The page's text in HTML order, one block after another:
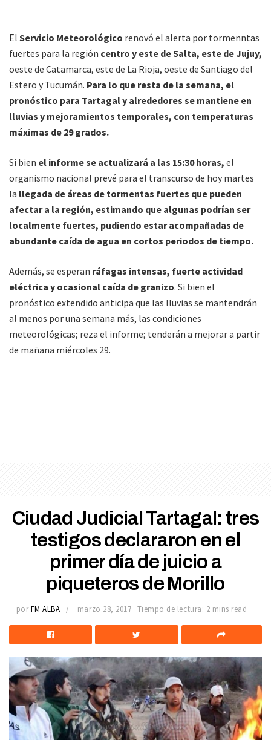
El Servicio Meteorológico renovó el alerta por tormenntas
fuertes para la región centro y este de Salta, este de Jujuy,
oeste de Catamarca, este de La Rioja, oeste de Santiago del
Estero y Tucumán. Para lo que resta de la semana, el
pronóstico para Tartagal y alrededores se mantiene en
lluvias y mejoramientos temporales, con temperaturas
máximas de 29 grados.
Si bien el informe se actualizará a las 15:30 horas, el
organismo nacional prevé para el transcurso de hoy martes
la llegada de áreas de tormentas fuertes que pueden
afectar a la región, estimando que algunas podrían ser
localmente fuertes, pudiendo estar acompañadas de
abundante caída de agua en cortos periodos de tiempo.
Además, se esperan ráfagas intensas, fuerte actividad
eléctrica y ocasional caída de granizo. Si bien el
pronóstico extendido anticipa que las lluvias se mantendrán
al menos por una semana más, las condiciones
meteorológicas; reza el informe; tenderán a mejorar a partir
de mañana miércoles 29.
Ciudad Judicial Tartagal: tres
testigos declararon en el
primer día de juicio a
piqueteros de Morillo
por FM ALBA marzo 28, 2017 Tiempo de lectura: 2 mins read